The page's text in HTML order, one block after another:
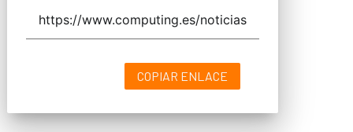
COPIAR ENLACE